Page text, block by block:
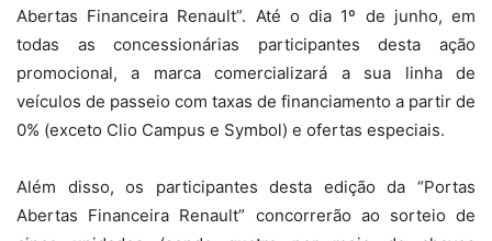
Abertas Financeira Renault”. Até o dia 1º de junho, em
todas as concessionárias participantes desta ação
promocional, a marca comercializará a sua linha de
veículos de passeio com taxas de financiamento a partir de
0% (exceto Clio Campus e Symbol) e ofertas especiais.
Além disso, os participantes desta edição da “Portas
Abertas Financeira Renault” concorrerão ao sorteio de